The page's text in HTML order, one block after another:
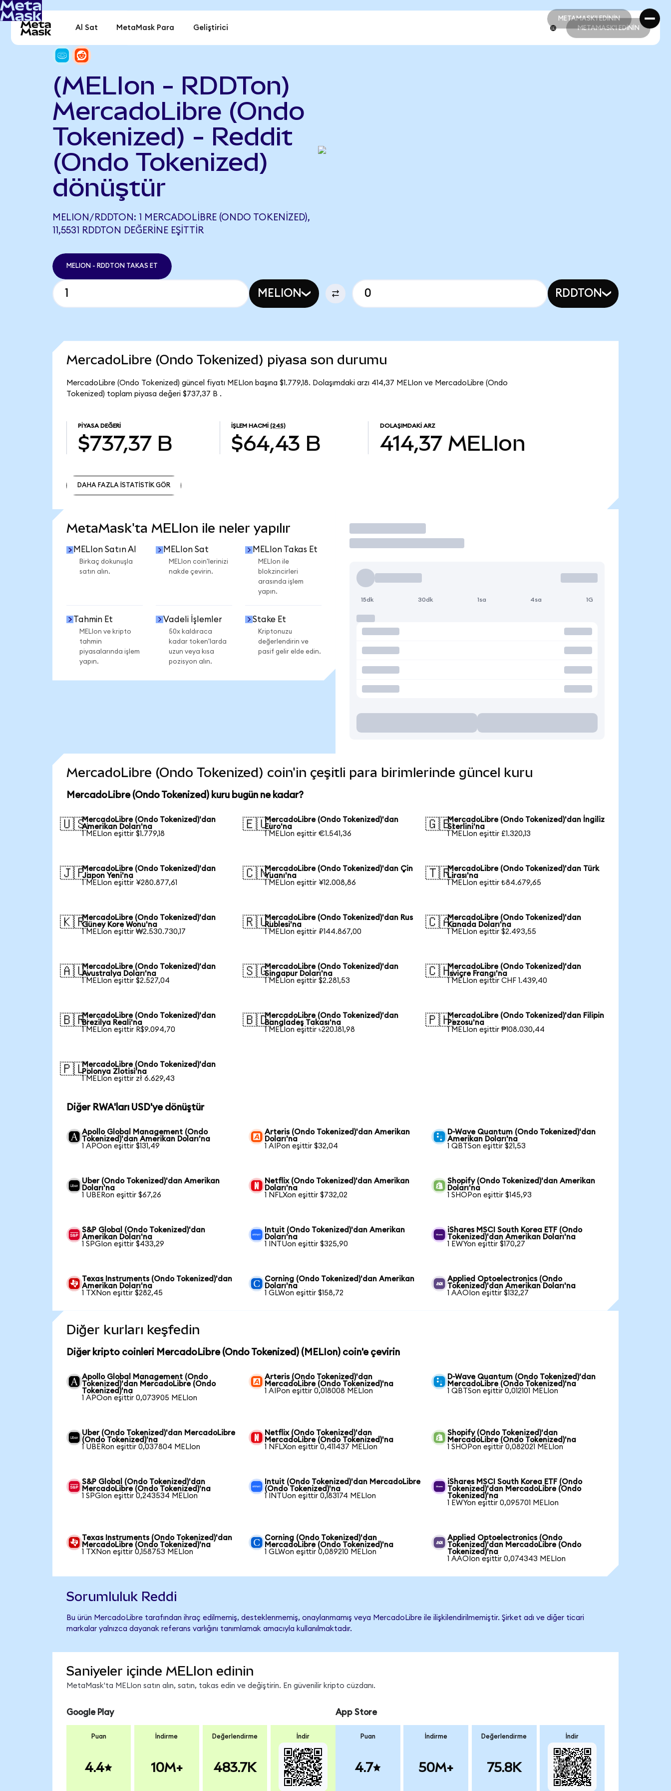
METAMASK'I EDİNİN
METAMASK'I EDİNİN
Al Sat MetaMask Para Geliştirici METAMASK'I EDİNİN
(MELIon - RDDTon)
MercadoLibre (Ondo
Tokenized) - Reddit
(Ondo Tokenized)
dönüştür
MELION/RDDTON: 1 MERCADOLIBRE (ONDO TOKENIZED),
11,5531 RDDTON DEĞERINE EŞITTIR
MELION - RDDTON TAKAS ET
MELION RDDTON
MercadoLibre (Ondo Tokenized) piyasa son durumu
MercadoLibre (Ondo Tokenized) güncel fiyatı MELIon başına $1.779,18. Dolaşımdaki arzı 414,37 MELIon ve MercadoLibre (Ondo
Tokenized) toplam piyasa değeri $737,37 B .
PIYASA DEĞERI
$737,37 B
İŞLEM HACMI (24S)
$64,43 B
DOLAŞIMDAKI ARZ
414,37 MELIon
DAHA FAZLA İSTATİSTİK GÖR
MetaMask'ta MELIon ile neler yapılır
MELIon Satın Al
Birkaç dokunuşla
satın alın.
MELIon Sat
MELIon coin'lerinizi
nakde çevirin.
MELIon Takas Et
MELIon ile
blokzincirleri
arasında işlem
yapın.
Tahmin Et
MELIon ve kripto
tahmin
piyasalarında işlem
yapın.
Vadeli İşlemler
50x kaldıraca
kadar token'larda
uzun veya kısa
pozisyon alın.
Stake Et
Kriptonuzu
değerlendirin ve
pasif gelir elde edin.
İşlem Yap
15dk 30dk 1sa 4sa 1G
MercadoLibre (Ondo Tokenized) coin'in çeşitli para birimlerinde güncel kuru
MercadoLibre (Ondo Tokenized) kuru bugün ne kadar?
🇺🇸MercadoLibre (Ondo Tokenized)'dan
Amerikan Doları'na
1 MELIon eşittir $1.779,18
🇪🇺MercadoLibre (Ondo Tokenized)'dan
Euro'na
1 MELIon eşittir €1.541,36
🇬🇧MercadoLibre (Ondo Tokenized)'dan İngiliz
Sterlini'na
1 MELIon eşittir £1.320,13
🇯🇵MercadoLibre (Ondo Tokenized)'dan
Japon Yeni'na
1 MELIon eşittir ¥280.877,61
🇨🇳MercadoLibre (Ondo Tokenized)'dan Çin
Yuanı'na
1 MELIon eşittir ¥12.008,86
🇹🇷MercadoLibre (Ondo Tokenized)'dan Türk
Lirası'na
1 MELIon eşittir ₺84.679,65
🇰🇷MercadoLibre (Ondo Tokenized)'dan
Güney Kore Wonu'na
1 MELIon eşittir ₩2.530.730,17
🇷🇺MercadoLibre (Ondo Tokenized)'dan Rus
Rublesi'na
1 MELIon eşittir ₽144.867,00
🇨🇦MercadoLibre (Ondo Tokenized)'dan
Kanada Doları'na
1 MELIon eşittir $2.493,55
🇦🇺MercadoLibre (Ondo Tokenized)'dan
Avustralya Doları'na
1 MELIon eşittir $2.527,04
🇸🇬MercadoLibre (Ondo Tokenized)'dan
Singapur Doları'na
1 MELIon eşittir $2.281,53
🇨🇭MercadoLibre (Ondo Tokenized)'dan
İsviçre Frangı'na
1 MELIon eşittir CHF 1.439,40
🇧🇷MercadoLibre (Ondo Tokenized)'dan
Brezilya Reali'na
1 MELIon eşittir R$9.094,70
🇧🇩MercadoLibre (Ondo Tokenized)'dan
Bangladeş Takası'na
1 MELIon eşittir ৳220.181,98
🇵🇭MercadoLibre (Ondo Tokenized)'dan Filipin
Pezosu'na
1 MELIon eşittir ₱108.030,44
🇵🇱MercadoLibre (Ondo Tokenized)'dan
Polonya Zlotisi'na
1 MELIon eşittir zł 6.629,43
Diğer RWA'ları USD'ye dönüştür
Apollo Global Management (Ondo
Tokenized)'dan Amerikan Doları'na
1 APOon eşittir $131,49
Arteris (Ondo Tokenized)'dan Amerikan
Doları'na
1 AIPon eşittir $32,04
D-Wave Quantum (Ondo Tokenized)'dan
Amerikan Doları'na
1 QBTSon eşittir $21,53
Uber (Ondo Tokenized)'dan Amerikan
Doları'na
1 UBERon eşittir $67,26
Netflix (Ondo Tokenized)'dan Amerikan
Doları'na
1 NFLXon eşittir $732,02
Shopify (Ondo Tokenized)'dan Amerikan
Doları'na
1 SHOPon eşittir $145,93
S&P Global (Ondo Tokenized)'dan
Amerikan Doları'na
1 SPGIon eşittir $433,29
Intuit (Ondo Tokenized)'dan Amerikan
Doları'na
1 INTUon eşittir $325,90
iShares MSCI South Korea ETF (Ondo
Tokenized)'dan Amerikan Doları'na
1 EWYon eşittir $170,27
Texas Instruments (Ondo Tokenized)'dan
Amerikan Doları'na
1 TXNon eşittir $282,45
Corning (Ondo Tokenized)'dan Amerikan
Doları'na
1 GLWon eşittir $158,72
Applied Optoelectronics (Ondo
Tokenized)'dan Amerikan Doları'na
1 AAOIon eşittir $132,27
Diğer kurları keşfedin
Diğer kripto coinleri MercadoLibre (Ondo Tokenized) (MELIon) coin'e çevirin
Apollo Global Management (Ondo
Tokenized)'dan MercadoLibre (Ondo
Tokenized)'na
1 APOon eşittir 0,073905 MELIon
Arteris (Ondo Tokenized)'dan
MercadoLibre (Ondo Tokenized)'na
1 AIPon eşittir 0,018008 MELIon
D-Wave Quantum (Ondo Tokenized)'dan
MercadoLibre (Ondo Tokenized)'na
1 QBTSon eşittir 0,012101 MELIon
Uber (Ondo Tokenized)'dan MercadoLibre
(Ondo Tokenized)'na
1 UBERon eşittir 0,037804 MELIon
Netflix (Ondo Tokenized)'dan
MercadoLibre (Ondo Tokenized)'na
1 NFLXon eşittir 0,411437 MELIon
Shopify (Ondo Tokenized)'dan
MercadoLibre (Ondo Tokenized)'na
1 SHOPon eşittir 0,082021 MELIon
S&P Global (Ondo Tokenized)'dan
MercadoLibre (Ondo Tokenized)'na
1 SPGIon eşittir 0,243534 MELIon
Intuit (Ondo Tokenized)'dan MercadoLibre
(Ondo Tokenized)'na
1 INTUon eşittir 0,183174 MELIon
iShares MSCI South Korea ETF (Ondo
Tokenized)'dan MercadoLibre (Ondo
Tokenized)'na
1 EWYon eşittir 0,095701 MELIon
Texas Instruments (Ondo Tokenized)'dan
MercadoLibre (Ondo Tokenized)'na
1 TXNon eşittir 0,158753 MELIon
Corning (Ondo Tokenized)'dan
MercadoLibre (Ondo Tokenized)'na
1 GLWon eşittir 0,089210 MELIon
Applied Optoelectronics (Ondo
Tokenized)'dan MercadoLibre (Ondo
Tokenized)'na
1 AAOIon eşittir 0,074343 MELIon
Sorumluluk Reddi
Bu ürün MercadoLibre tarafından ihraç edilmemiş, desteklenmemiş, onaylanmamış veya MercadoLibre ile ilişkilendirilmemiştir. Şirket adı ve diğer ticari
markalar yalnızca dayanak referans varlığını tanımlamak amacıyla kullanılmaktadır.
Saniyeler içinde MELIon edinin
MetaMask'ta MELIon satın alın, satın, takas edin ve değiştirin. En güvenilir kripto cüzdanı.
Google Play
Puan
4.4
İndirme
10M+
Değerlendirme
483.7K
İndir
App Store
Puan
4.7
İndirme
50M+
Değerlendirme
75.8K
İndir